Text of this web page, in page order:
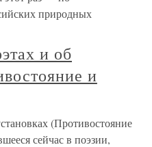
природных
и об
и
(Противостояние
сейчас в поэзии,